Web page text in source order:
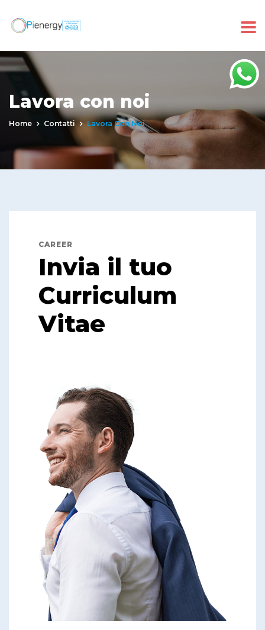
Lavora con noi
Home Contatti Lavora Con Noi
CAREER
Invia il tuo
Curriculum
Vitae